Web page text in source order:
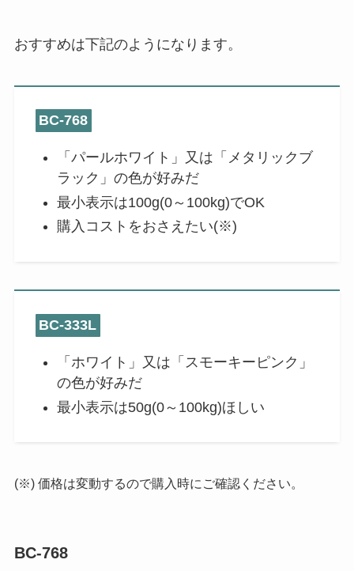
おすすめは下記のようになります。
BC-768
「パールホワイト」又は「メタリックブ
ラック」の色が好みだ
最小表示は100g(0～100kg)でOK
購入コストをおさえたい(※)
BC-333L
「ホワイト」又は「スモーキーピンク」
の色が好みだ
最小表示は50g(0～100kg)ほしい
(※) 価格は変動するので購入時にご確認ください。
BC-768